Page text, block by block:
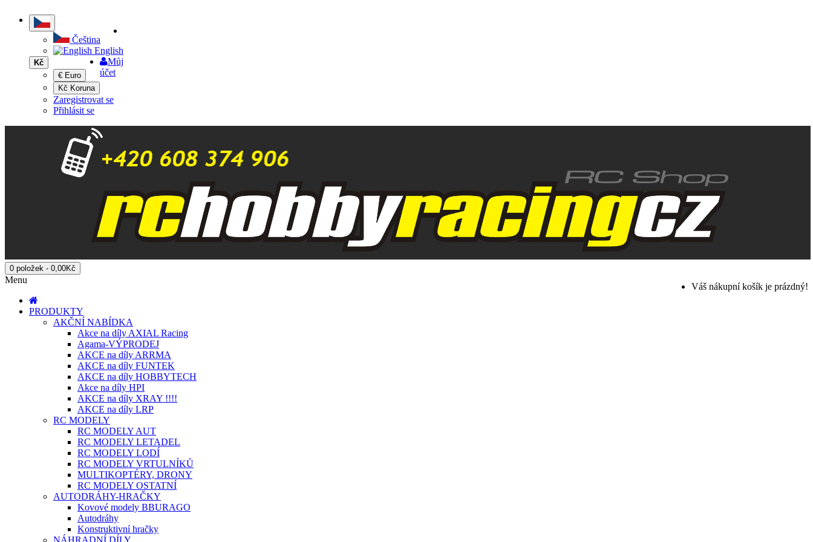
Čeština
English
Kč
€ Euro
Kč Koruna
Můj
účet
Zaregistrovat se
Přihlásit se
0 položek - 0,00Kč
Váš nákupní košík je prázdný!
Menu
PRODUKTY
AKČNÍ NABÍDKA
Akce na díly AXIAL Racing
Agama-VÝPRODEJ
AKCE na díly ARRMA
AKCE na díly FUNTEK
AKCE na díly HOBBYTECH
Akce na díly HPI
AKCE na díly XRAY !!!!
AKCE na díly LRP
RC MODELY
RC MODELY AUT
RC MODELY LETADEL
RC MODELY LODÍ
RC MODELY VRTULNÍKŮ
MULTIKOPTÉRY, DRONY
RC MODELY OSTATNÍ
AUTODRÁHY-HRAČKY
Kovové modely BBURAGO
Autodráhy
Konstruktivní hračky
NÁHRADNÍ DÍLY